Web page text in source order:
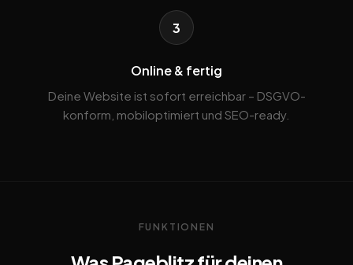
3
Online & fertig
Deine Website ist sofort erreichbar – DSGVO-
konform, mobiloptimiert und SEO-ready.
FUNKTIONEN